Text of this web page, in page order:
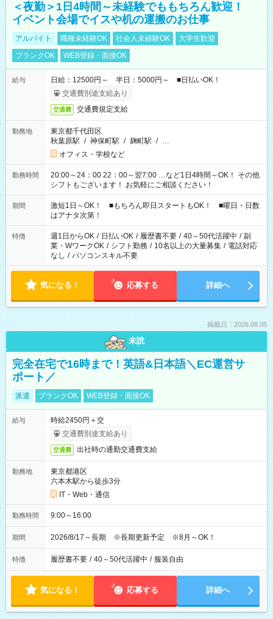
＜夜勤＞1日4時間～未経験でももちろん歓迎！
イベント会場でイスや机の運搬のお仕事
アルバイト 職種未経験OK 社会人未経験OK
大学生歓迎
ブランクOK
WEB登録・面接OK
給与
日給：12500円～ 半日：5000円～ ■日払いOK！
交通費別途支給あり
交通費 交通費規定支給
勤務地
東京都千代田区
秋葉原駅 / 神保町駅 / 麹町駅 / …
オフィス・学校など
勤務時間
20:00～24：00 22：00～翌7:00 …など1日4時間～OK！ その他
シフトもございます！ お気軽にご相談ください！
期間
激短1日～OK！ ■もちろん即日スタートもOK！ ■曜日・日数
はアナタ次第！
特徴 週1日からOK / 日払いOK / 履歴書不要 / 40～50代活躍中 / 副
業・WワークOK / シフト勤務 / 10名以上の大量募集 / 電話対応
なし / パソコンスキル不要
気になる！ 応募する 詳細へ
掲載日：2026.08.05
未読
完全在宅で16時まで！英語&日本語＼EC運営サ
ポート／
派遣 ブランクOK WEB登録・面接OK
給与
時給2450円＋交
交通費別途支給あり
交通費 出社時の通勤交通費支給
勤務地
東京都港区
六本木駅から徒歩3分
IT・Web・通信
勤務時間 9:00～16:00
期間 2026/8/17～長期 ※長期更新予定 ※8月～OK！
特徴 履歴書不要 / 40～50代活躍中 / 服装自由
気になる！ 応募する 詳細へ